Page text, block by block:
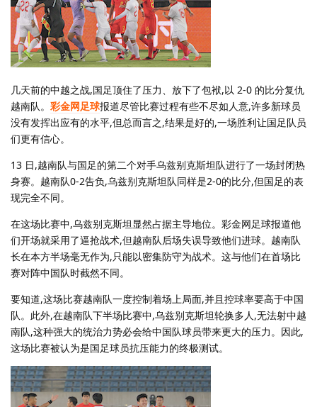
几天前的中越之战,国足顶住了压力、放下了包袱,以 2-0 的比分复仇
越南队。 彩金网足球报道尽管比赛过程有些不尽如人意,许多新球员
没有发挥出应有的水平,但总而言之,结果是好的,一场胜利让国足队员
们更有信心。
13 日,越南队与国足的第二个对手乌兹别克斯坦队进行了一场封闭热
身赛。越南队0-2告负,乌兹别克斯坦队同样是2-0的比分,但国足的表
现完全不同。
在这场比赛中,乌兹别克斯坦显然占据主导地位。彩金网足球报道他
们开场就采用了逼抢战术,但越南队后场失误导致他们进球。越南队
长在本方半场毫无作为,只能以密集防守为战术。这与他们在首场比
赛对阵中国队时截然不同。
要知道,这场比赛越南队一度控制着场上局面,并且控球率要高于中国
队。此外,在越南队下半场比赛中,乌兹别克斯坦轮换多人,无法射中越
南队,这种强大的统治力势必会给中国队球员带来更大的压力。因此,
这场比赛被认为是国足球员抗压能力的终极测试。